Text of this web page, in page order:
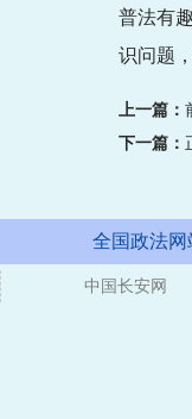
普法有
识问题
上一篇：
下一篇：
全国政法网
媒体
中国长安网